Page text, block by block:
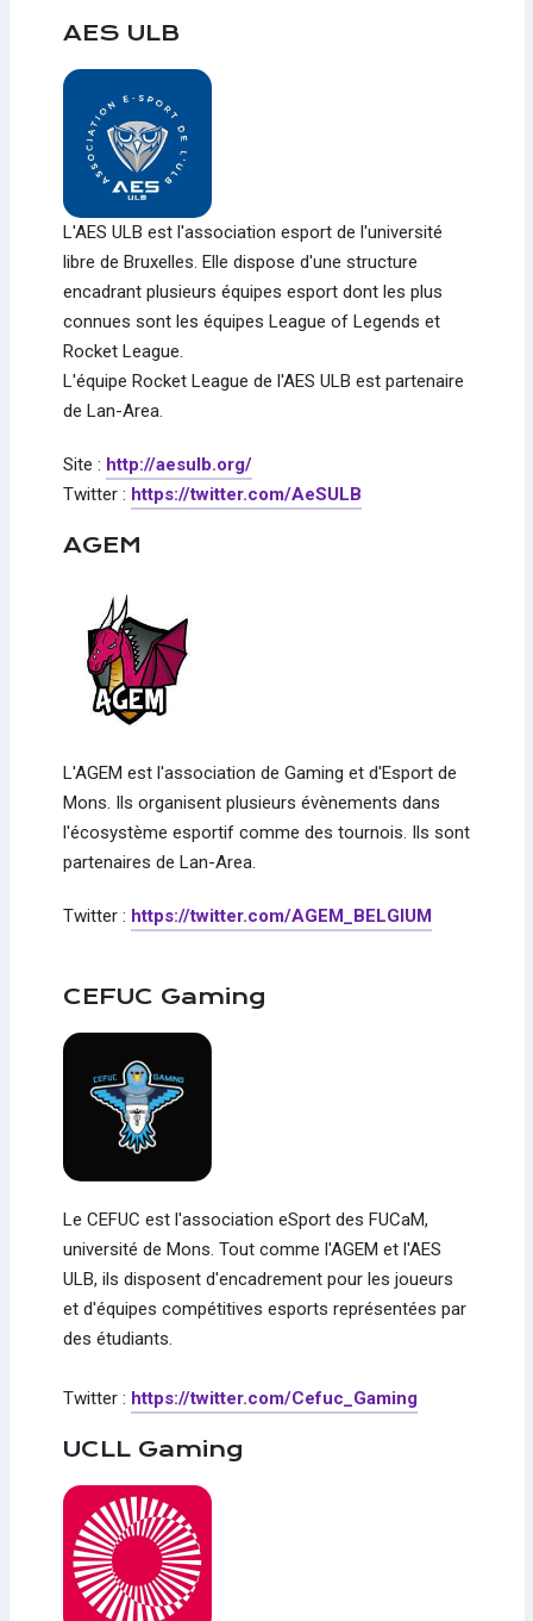
AES ULB
L'AES ULB est l'association esport de l'université
libre de Bruxelles. Elle dispose d'une structure
encadrant plusieurs équipes esport dont les plus
connues sont les équipes League of Legends et
Rocket League.
L'équipe Rocket League de l'AES ULB est partenaire
de Lan-Area.
Site : http://aesulb.org/
Twitter : https://twitter.com/AeSULB
AGEM
L'AGEM est l'association de Gaming et d'Esport de
Mons. Ils organisent plusieurs évènements dans
l'écosystème esportif comme des tournois. Ils sont
partenaires de Lan-Area.
Twitter : https://twitter.com/AGEM_BELGIUM
CEFUC Gaming
Le CEFUC est l'association eSport des FUCaM,
université de Mons. Tout comme l'AGEM et l'AES
ULB, ils disposent d'encadrement pour les joueurs
et d'équipes compétitives esports représentées par
des étudiants.
Twitter : https://twitter.com/Cefuc_Gaming
UCLL Gaming